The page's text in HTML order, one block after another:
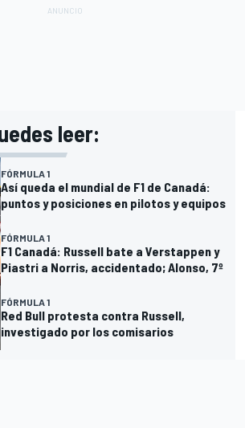
leer:
FÓRMULA 1
Así queda el mundial de F1 de Canadá:
puntos y posiciones en pilotos y equipos
FÓRMULA 1
F1 Canadá: Russell bate a Verstappen y
Piastri a Norris, accidentado; Alonso, 7º
FÓRMULA 1
Red Bull protesta contra Russell,
investigado por los comisarios